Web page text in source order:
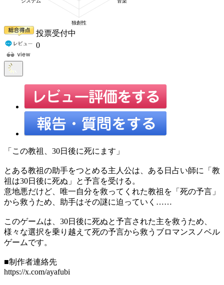
投票受付中
0
「この教祖、30日後に死にます」
とある教祖の助手をつとめる主人公は、ある日占い師に「教
祖は30日後に死ぬ」と予言を受ける。
意地悪だけど、唯一自分を救ってくれた教祖を「死の予言」
から救うため、助手はその謎に迫っていく……
このゲームは、30日後に死ぬと予言された主を救うため、
様々な選択を乗り越えて死の予言から救うブロマンスノベル
ゲームです。
■制作者連絡先
https://x.com/ayafubi